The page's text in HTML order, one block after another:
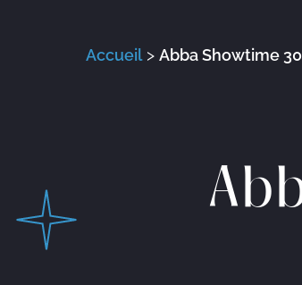
Accueil> Abba Showtime